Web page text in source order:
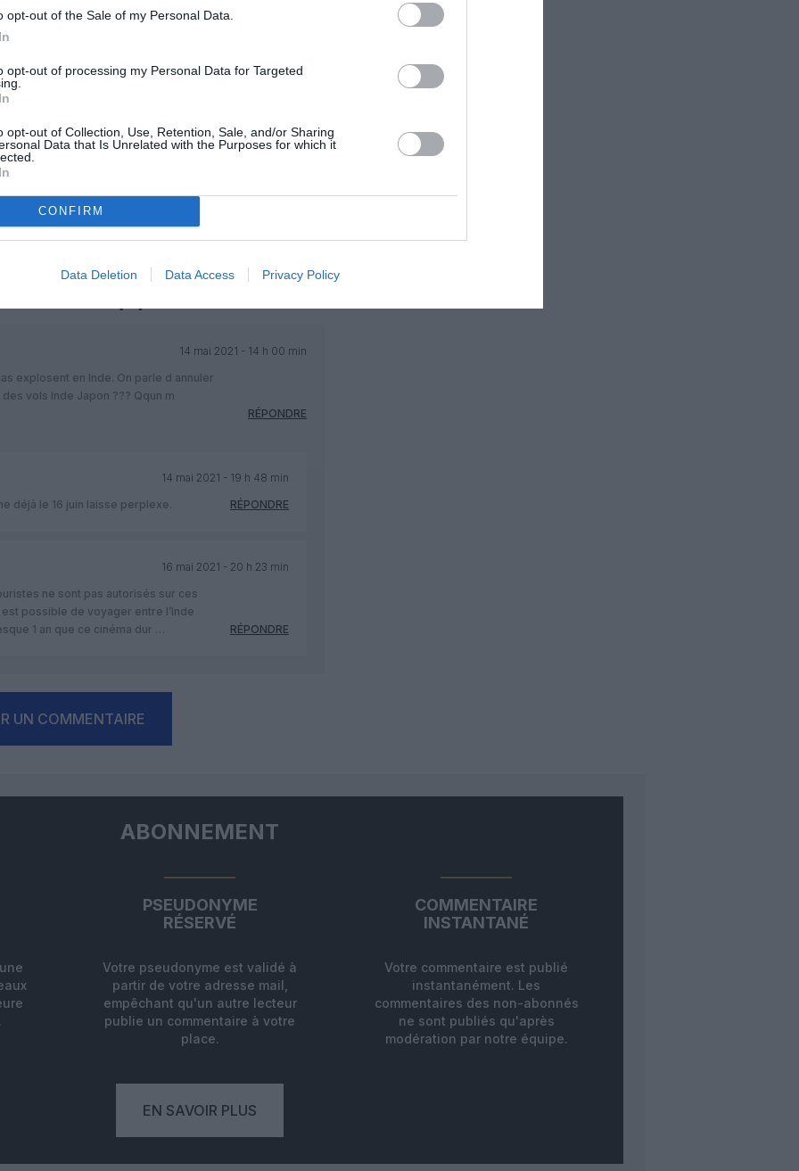
opt-out of the Sale of my Personal Data.
opt-out of processing my Personal Data for Targeted
opt-out of Collection, Use, Retention, Sale, and/or Sharing
Data that Is Unrelated with the Purposes for which it
CONFIRM
Data Deletion Data Access Privacy Policy
SOUTENIR
FacebookTwitterPinterestLinkedIn
14 mai 2021 - 14 h 00 min
explosent en Inde. On parle d annuler
vols Inde Japon ??? Qqun m
RÉPONDRE
14 mai 2021 - 19 h 48 min
déjà le 16 juin laisse perplexe.
RÉPONDRE
16 mai 2021 - 20 h 23 min
ne sont pas autorisés sur ces
possible de voyager entre l’Inde
1 an que ce cinéma dur …
RÉPONDRE
UN COMMENTAIRE
ABONNEMENT
PSEUDONYME
RÉSERVÉ
Votre pseudonyme est validé à
partir de votre adresse mail,
empêchant qu'un autre lecteur
publie un commentaire à votre
place.
COMMENTAIRE
INSTANTANÉ
Votre commentaire est publié
instantanément. Les
commentaires des non-abonnés
ne sont publiés qu'après
modération par notre équipe.
EN SAVOIR PLUS